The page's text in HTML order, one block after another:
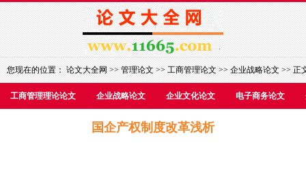
您现在的位置：论文大全网>>管理论文>>工商管理论文>>企业战略论文>> 正
工商管理理论论文 企业战略论文 企业文化论文 电子商务论文
国企产权制度改革浅析